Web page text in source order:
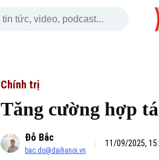
Chính trị
Xã hội
Người Hà Nội
Khoảnh khắc Hà
Quân sự
Hồ sơ
Chính trị
Tăng cường hợp
Đỗ Bắc
bac.do@daihanoi.vn
11/09/2025,